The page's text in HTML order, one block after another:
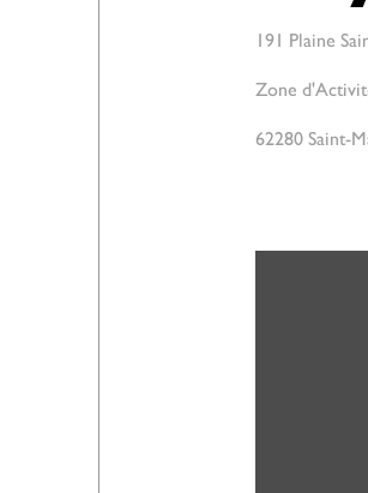
191 Plaine
Zone
62280 Saint-